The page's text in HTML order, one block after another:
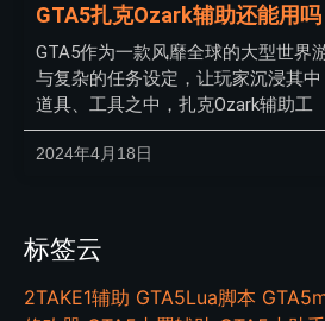
GTA5扎克Ozark辅助还能用吗
GTA5作为一款风靡全球的大型世界
与复杂的任务设定，让玩家沉浸其
道具、工具之中，扎克Ozark辅助工
2024年4月18日
标签云
2TAKE1辅助 GTA5Lua脚本